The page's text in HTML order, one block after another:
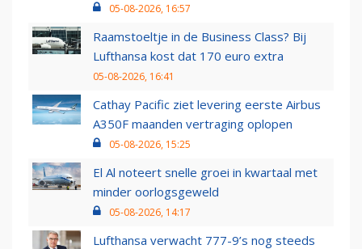
05-08-2026, 16:57
Raamstoeltje in de Business Class? Bij
Lufthansa kost dat 170 euro extra
05-08-2026, 16:41
Cathay Pacific ziet levering eerste Airbus
A350F maanden vertraging oplopen
05-08-2026, 15:25
El Al noteert snelle groei in kwartaal met
minder oorlogsgeweld
05-08-2026, 14:17
Lufthansa verwacht 777-9’s nog steeds